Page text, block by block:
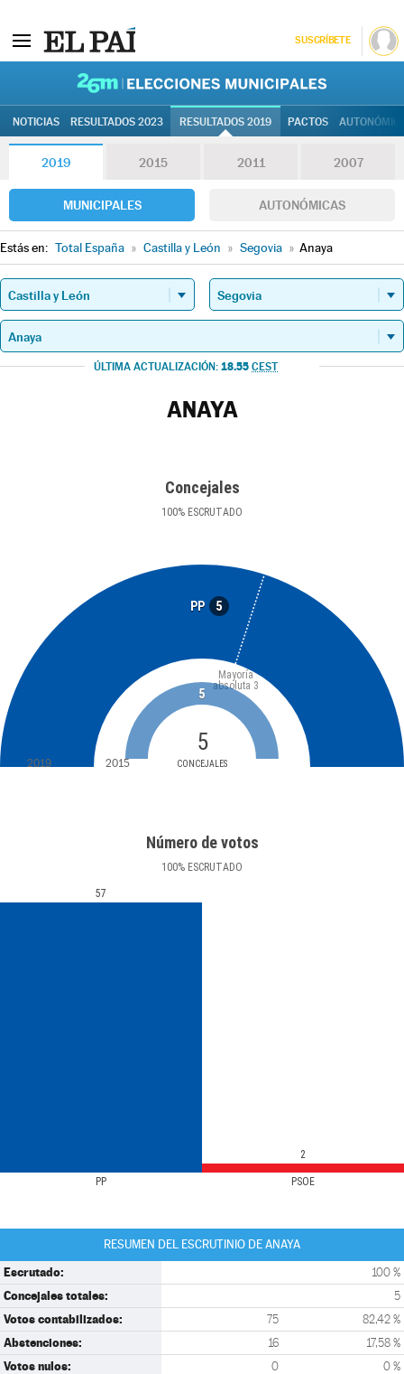
SUSCRÍBETE
NOTICIAS RESULTADOS 2023 RESULTADOS 2019 PACTOS
2019 2015 2011 2007
MUNICIPALES AUTONÓMICAS
Estás en: Total España » Castilla y León » Segovia » Anaya
ÚLTIMA ACTUALIZACIÓN: 18.55 CEST
ANAYA
Concejales
100% ESCRUTADO
PP 5
5
CONCEJALES
Mayoría
absoluta 3
5
2019 2015
Número de votos
100% ESCRUTADO
PP PSOE
57
2
RESUMEN DEL ESCRUTINIO DE ANAYA
Escrutado: 100 %
Concejales totales: 5
Votos contabilizados: 75 82,42 %
Abstenciones: 16 17,58 %
Votos nulos: 0 0 %